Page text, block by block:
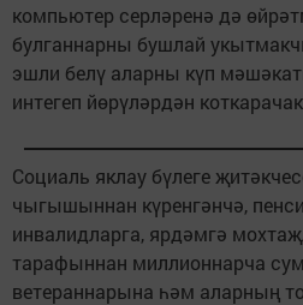
компьютер серләренә дә
булганнарны бушлай
эшли белү аларны күп
интегеп йөрүләрдән
Социаль яклау бүлеге
чыгышыннан күренгәнчә,
инвалидларга, ярдәмгә
тарафыннан миллионнарча
ветераннарына һәм аларның